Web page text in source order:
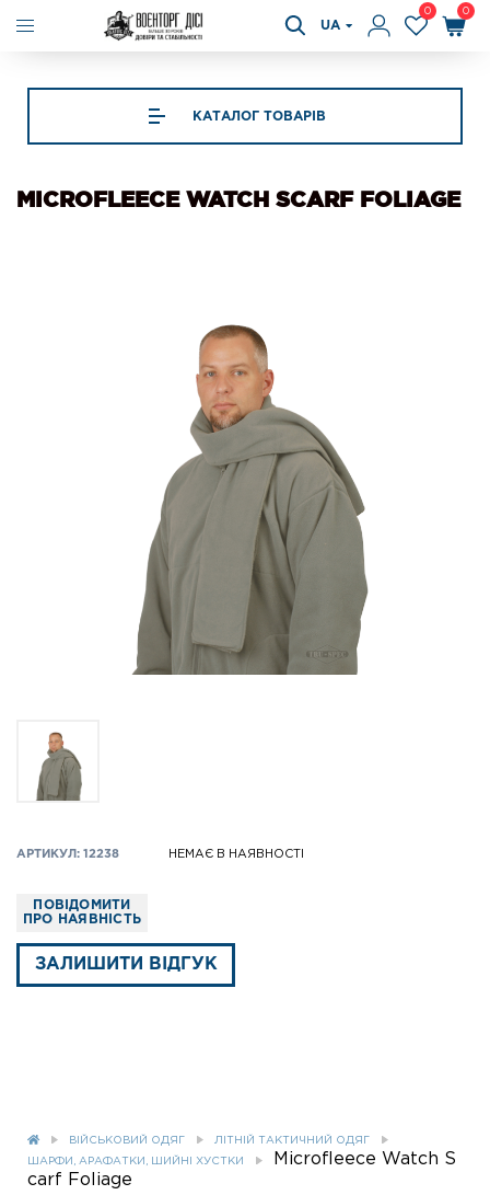
UA
0 0
КАТАЛОГ ТОВАРІВ
MICROFLEECE WATCH SCARF FOLIAGE
АРТИКУЛ: 12238 НЕМАЄ В НАЯВНОСТІ
ПОВІДОМИТИ
ПРО НАЯВНІСТЬ
ЗАЛИШИТИ ВІДГУК
ВІЙСЬКОВИЙ ОДЯГ ЛІТНІЙ ТАКТИЧНИЙ ОДЯГ
ШАРФИ, АРАФАТКИ, ШИЙНІ ХУСТКИ
Microfleece Watch S
carf Foliage